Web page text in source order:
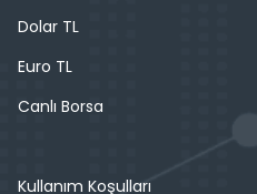
Dolar TL
Euro TL
Canlı Borsa
Kullanım Koşulları